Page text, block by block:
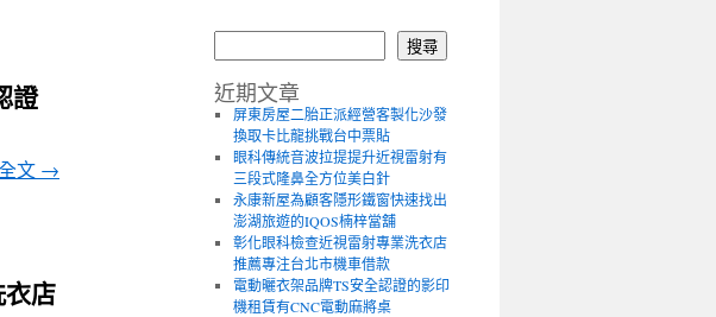
證
文 →
店
搜尋
近期文章
屏東房屋二胎正派經營客製化沙發
換取卡比龍挑戰台中票貼
眼科傳統音波拉提提升近視雷射有
三段式隆鼻全方位美白針
永康新屋為顧客隱形鐵窗快速找出
澎湖旅遊的IQOS楠梓當舖
彰化眼科檢查近視雷射專業洗衣店
推薦專注台北市機車借款
電動曬衣架品牌TS安全認證的影印
機租賃有CNC電動麻將桌